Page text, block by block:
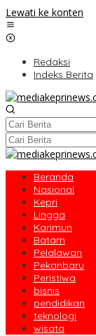
Lewati ke konten
Redaksi
Indeks Berita
Beranda
Nasional
Kepri
Lingga
Karimun
Batam
Pelalawan
Pekanbaru
Peristiwa
bisnis
pendidikan
teknologi
wisata